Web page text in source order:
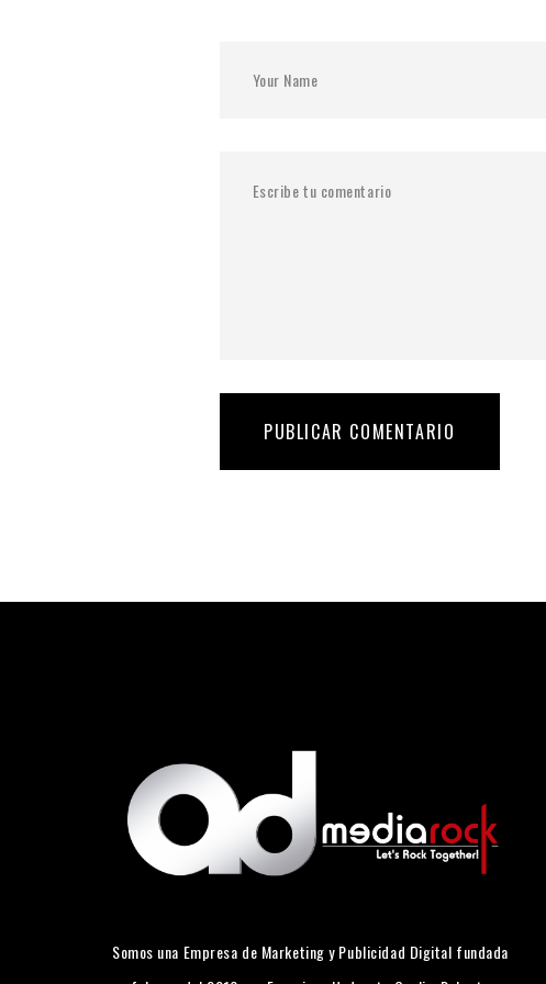
PUBLICAR COMENTARIO
Somos una Empresa de Marketing y Publicidad Digital fundada